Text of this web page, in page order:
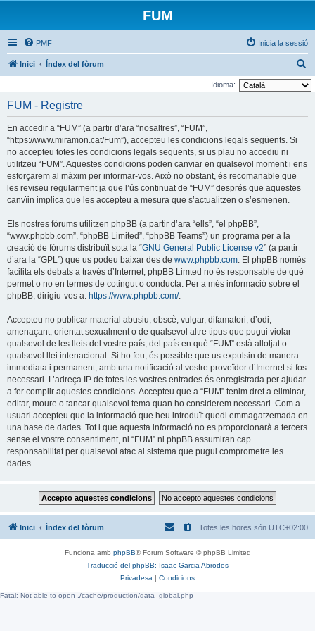
FUM
PMF Inicia la sessió
Inici Índex del fòrum
e
Idioma:
FUM - Registre
En accedir a “FUM” (a partir d’ara “nosaltres”, “FUM”,
“https://www.miramon.cat/Fum”), accepteu les condicions legals següents. Si
no accepteu totes les condicions legals següents, si us plau no accediu ni
utilitzeu “FUM”. Aquestes condicions poden canviar en qualsevol moment i ens
esforçarem al màxim per informar-vos. Això no obstant, és recomanable que
les reviseu regularment ja que l’ús continuat de “FUM” després que aquestes
canvïin implica que les accepteu a mesura que s’actualitzen o s’esmenen.
Els nostres fòrums utilitzen phpBB (a partir d’ara “ells”, “el phpBB”,
“www.phpbb.com”, “phpBB Limited”, “phpBB Teams”) un programa per a la
creació de fòrums distribuït sota la “GNU General Public License v2” (a partir
d’ara la “GPL”) que us podeu baixar des de www.phpbb.com. El phpBB només
facilita els debats a través d’Internet; phpBB Limted no és responsable de què
permet o no en termes de cotingut o conducta. Per a més informació sobre el
phpBB, dirigiu-vos a: https://www.phpbb.com/.
Accepteu no publicar material abusiu, obscè, vulgar, difamatori, d’odi,
amenaçant, orientat sexualment o de qualsevol altre tipus que pugui violar
qualsevol de les lleis del vostre país, del país en què “FUM” està allotjat o
qualsevol llei intenacional. Si ho feu, és possible que us expulsin de manera
immediata i permanent, amb una notificació al vostre proveïdor d’Internet si fos
necessari. L’adreça IP de totes les vostres entrades és enregistrada per ajudar
a fer complir aquestes condicions. Accepteu que a “FUM” tenim dret a eliminar,
editar, moure o tancar qualsevol tema quan ho considerem necessari. Com a
usuari accepteu que la informació que heu introduït quedi emmagatzemada en
una base de dades. Tot i que aquesta informació no es proporcionarà a tercers
sense el vostre consentiment, ni “FUM” ni phpBB assumiran cap
responsabilitat per qualsevol atac al sistema que pugui comprometre les
dades.
Inici Índex del fòrum Totes les hores són UTC+02:00
Funciona amb phpBB® Forum Software © phpBB Limited
Traducció del phpBB: Isaac Garcia Abrodos
Privadesa | Condicions
Fatal: Not able to open ./cache/production/data_global.php